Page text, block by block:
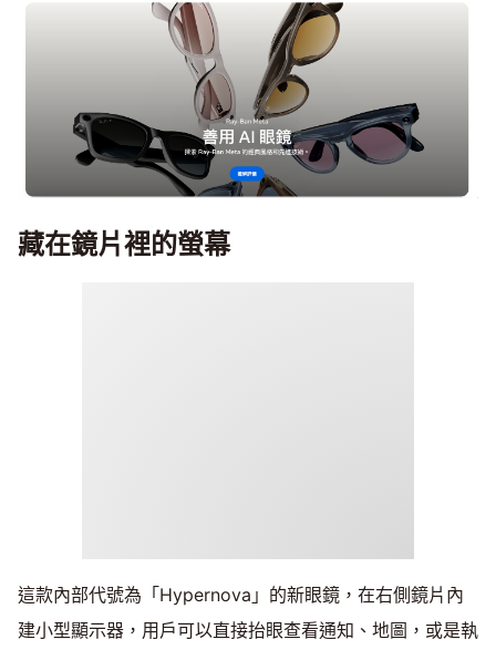
藏在鏡片裡的螢幕
這款內部代號為「Hypernova」的新眼鏡，在右側鏡片內
建小型顯示器，用戶可以直接抬眼查看通知、地圖，或是執